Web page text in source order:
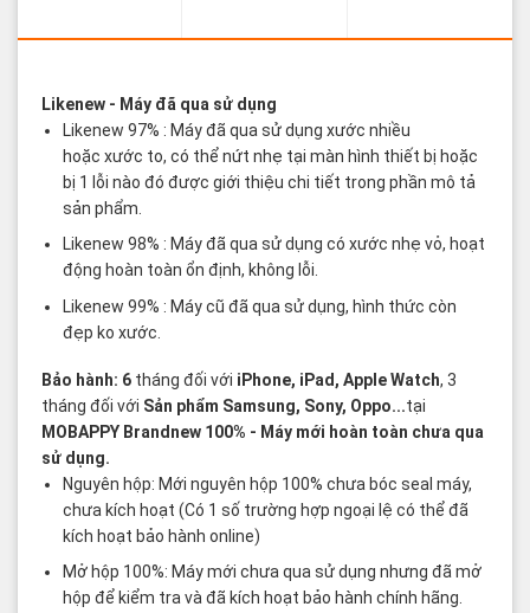
Likenew- Máy đã qua sử dụng
Likenew 97% : Máy đã qua sử dụng xước nhiều
hoặc xước to, có thể nứt nhẹ tại màn hình thiết bị hoặc
bị 1 lỗi nào đó được giới thiệu chi tiết trong phần mô tả
sản phẩm.
Likenew 98% : Máy đã qua sử dụng có xước nhẹ vỏ, hoạt
động hoàn toàn ổn định, không lỗi.
Likenew 99% : Máy cũ đã qua sử dụng, hình thức còn
đẹp ko xước.
Bảo hành: 6 tháng đối với iPhone, iPad, Apple Watch, 3
tháng đối với Sản phẩm Samsung, Sony, Oppo...tại
MOBAPPY Brandnew 100% - Máy mới hoàn toàn chưa qua
sử dụng.
Nguyên hộp: Mới nguyên hộp 100% chưa bóc seal máy,
chưa kích hoạt (Có 1 số trường hợp ngoại lệ có thể đã
kích hoạt bảo hành online)
Mở hộp 100%: Máy mới chưa qua sử dụng nhưng đã mở
hộp để kiểm tra và đã kích hoạt bảo hành chính hãng.